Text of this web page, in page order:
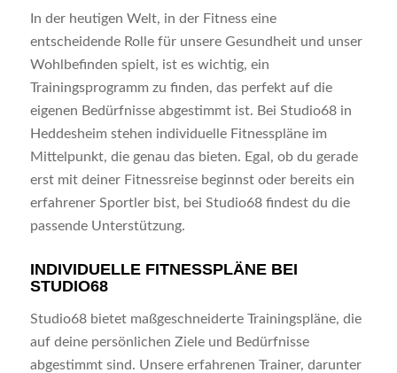
In der heutigen Welt, in der Fitness eine
entscheidende Rolle für unsere Gesundheit und unser
Wohlbefinden spielt, ist es wichtig, ein
Trainingsprogramm zu finden, das perfekt auf die
eigenen Bedürfnisse abgestimmt ist. Bei Studio68 in
Heddesheim stehen individuelle Fitnesspläne im
Mittelpunkt, die genau das bieten. Egal, ob du gerade
erst mit deiner Fitnessreise beginnst oder bereits ein
erfahrener Sportler bist, bei Studio68 findest du die
passende Unterstützung.
INDIVIDUELLE FITNESSPLÄNE BEI
STUDIO68
Studio68 bietet maßgeschneiderte Trainingspläne, die
auf deine persönlichen Ziele und Bedürfnisse
abgestimmt sind. Unsere erfahrenen Trainer, darunter